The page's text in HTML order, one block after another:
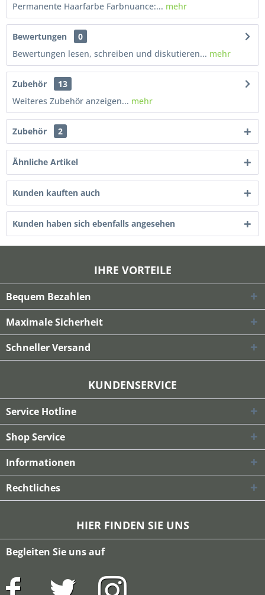
Permanente Haarfarbe Farbnuance:... mehr
Bewertungen
0
Bewertungen lesen, schreiben und diskutieren... mehr
Zubehör
13
Weiteres Zubehör anzeigen... mehr
Zubehör 2
Ähnliche Artikel
Kunden kauften auch
Kunden haben sich ebenfalls angesehen
IHRE VORTEILE
Bequem Bezahlen
Maximale Sicherheit
Schneller Versand
KUNDENSERVICE
Service Hotline
Shop Service
Informationen
Rechtliches
HIER FINDEN SIE UNS
Begleiten Sie uns auf